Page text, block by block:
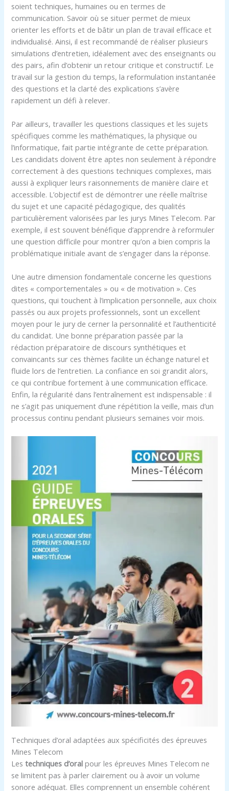
soient techniques, humaines ou en termes de
communication. Savoir où se situer permet de mieux
orienter les efforts et de bâtir un plan de travail efficace et
individualisé. Ainsi, il est recommandé de réaliser plusieurs
simulations d’entretien, idéalement avec des enseignants ou
des pairs, afin d’obtenir un retour critique et constructif. Le
travail sur la gestion du temps, la reformulation instantanée
des questions et la clarté des explications s’avère
rapidement un défi à relever.
Par ailleurs, travailler les questions classiques et les sujets
spécifiques comme les mathématiques, la physique ou
l’informatique, fait partie intégrante de cette préparation.
Les candidats doivent être aptes non seulement à répondre
correctement à des questions techniques complexes, mais
aussi à expliquer leurs raisonnements de manière claire et
accessible. L’objectif est de démontrer une réelle maîtrise
du sujet et une capacité pédagogique, des qualités
particulièrement valorisées par les jurys Mines Telecom. Par
exemple, il est souvent bénéfique d’apprendre à reformuler
une question difficile pour montrer qu’on a bien compris la
problématique initiale avant de s’engager dans la réponse.
Une autre dimension fondamentale concerne les questions
dites « comportementales » ou « de motivation ». Ces
questions, qui touchent à l’implication personnelle, aux choix
passés ou aux projets professionnels, sont un excellent
moyen pour le jury de cerner la personnalité et l’authenticité
du candidat. Une bonne préparation passée par la
rédaction préparatoire de discours synthétiques et
convaincants sur ces thèmes facilite un échange naturel et
fluide lors de l’entretien. La confiance en soi grandit alors,
ce qui contribue fortement à une communication efficace.
Enfin, la régularité dans l’entraînement est indispensable : il
ne s’agit pas uniquement d’une répétition la veille, mais d’un
processus continu pendant plusieurs semaines voir mois.
Techniques d’oral adaptées aux spécificités des épreuves
Mines Telecom
Lestechniques d’oral pour les épreuves Mines Telecom ne
se limitent pas à parler clairement ou à avoir un volume
sonore adéquat. Elles comprennent un ensemble cohérent